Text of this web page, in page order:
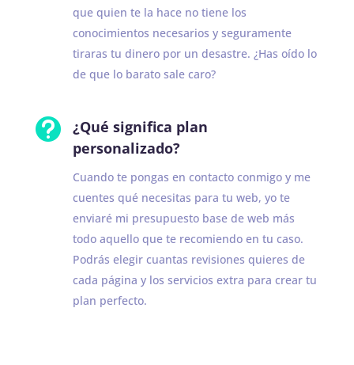
que quien te la hace no tiene los
conocimientos necesarios y seguramente
tiraras tu dinero por un desastre. ¿Has oído lo
de que lo barato sale caro?

¿Qué significa plan
personalizado?
Cuando te pongas en contacto conmigo y me
cuentes qué necesitas para tu web, yo te
enviaré mi presupuesto base de web más
todo aquello que te recomiendo en tu caso.
Podrás elegir cuantas revisiones quieres de
cada página y los servicios extra para crear tu
plan perfecto.